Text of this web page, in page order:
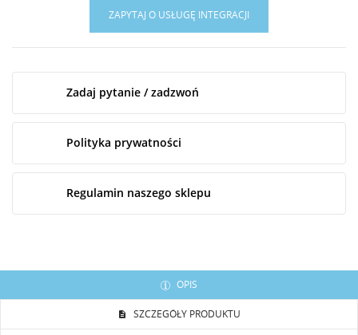
ZAPYTAJ O USŁUGĘ INTEGRACJI
Zadaj pytanie / zadzwoń
Polityka prywatności
Regulamin naszego sklepu
OPIS
SZCZEGÓŁY PRODUKTU